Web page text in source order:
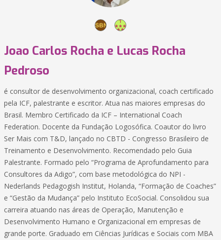
Joao Carlos Rocha e Lucas Rocha
Pedroso
é consultor de desenvolvimento organizacional, coach certificado
pela ICF, palestrante e escritor. Atua nas maiores empresas do
Brasil. Membro Certificado da ICF – International Coach
Federation. Docente da Fundação Logosófica. Coautor do livro
Ser Mais com T&D, lançado no CBTD - Congresso Brasileiro de
Treinamento e Desenvolvimento. Recomendado pelo Guia
Palestrante. Formado pelo “Programa de Aprofundamento para
Consultores da Adigo”, com base metodológica do NPI -
Nederlands Pedagogish Institut, Holanda, “Formação de Coaches”
e “Gestão da Mudança” pelo Instituto EcoSocial. Consolidou sua
carreira atuando nas áreas de Operação, Manutenção e
Desenvolvimento Humano e Organizacional em empresas de
grande porte. Graduado em Ciências Jurídicas e Sociais com MBA